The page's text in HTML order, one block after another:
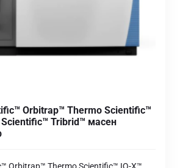
Orbitrap™ Thermo Scientific™
Scientific™ Tribrid™ масен